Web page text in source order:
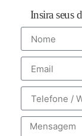
Insira seus